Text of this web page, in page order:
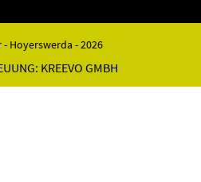
Hoyerswerda - 2026
KREEVO GMBH